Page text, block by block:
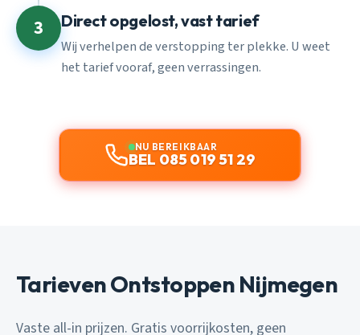
3 Direct opgelost, vast tarief
Wij verhelpen de verstopping ter plekke. U weet
het tarief vooraf, geen verrassingen.
NU BEREIKBAAR
BEL 085 019 51 29
Tarieven Ontstoppen Nijmegen
Vaste all-in prijzen. Gratis voorrijkosten, geen